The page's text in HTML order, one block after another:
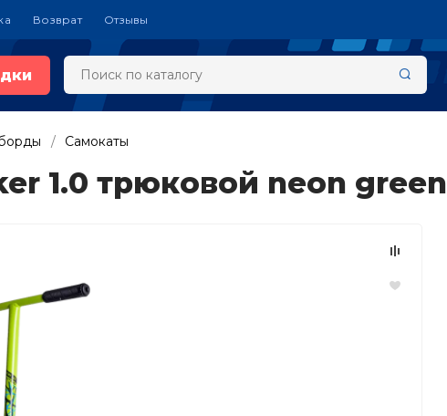
Возврат Отзывы
Самокаты
1.0 трюковой neon green